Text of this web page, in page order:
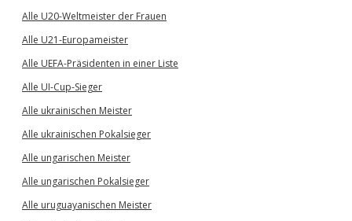
Alle U20-Weltmeister der Frauen
Alle U21-Europameister
Alle UEFA-Präsidenten in einer Liste
Alle UI-Cup-Sieger
Alle ukrainischen Meister
Alle ukrainischen Pokalsieger
Alle ungarischen Meister
Alle ungarischen Pokalsieger
Alle uruguayanischen Meister